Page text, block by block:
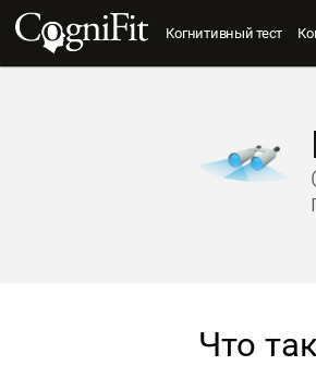
Когнитивный тест
Что